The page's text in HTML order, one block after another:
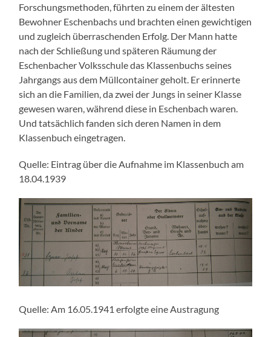
Forschungsmethoden, führten zu einem der ältesten
Bewohner Eschenbachs und brachten einen gewichtigen
und zugleich überraschenden Erfolg. Der Mann hatte
nach der Schließung und späteren Räumung der
Eschenbacher Volksschule das Klassenbuchs seines
Jahrgangs aus dem Müllcontainer geholt. Er erinnerte
sich an die Familien, da zwei der Jungs in seiner Klasse
gewesen waren, während diese in Eschenbach waren.
Und tatsächlich fanden sich deren Namen in dem
Klassenbuch eingetragen.
Quelle: Eintrag über die Aufnahme im Klassenbuch am
18.04.1939
Quelle: Am 16.05.1941 erfolgte eine Austragung